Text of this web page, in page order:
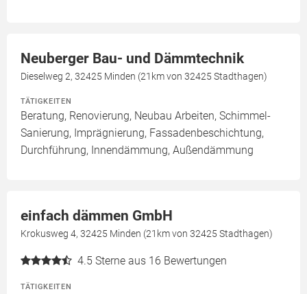
Neuberger Bau- und Dämmtechnik
Dieselweg 2, 32425 Minden (21km von 32425 Stadthagen)
TÄTIGKEITEN
Beratung, Renovierung, Neubau Arbeiten, Schimmel-
Sanierung, Imprägnierung, Fassadenbeschichtung,
Durchführung, Innendämmung, Außendämmung
einfach dämmen GmbH
Krokusweg 4, 32425 Minden (21km von 32425 Stadthagen)
4.5 Sterne aus 16 Bewertungen
TÄTIGKEITEN